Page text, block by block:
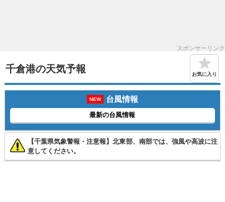
スポンサーリンク
千倉港の天気予報 お気に入り
NEW 台風情報
最新の台風情報
【千葉県気象警報・注意報】北東部、南部では、強風や高波に注
意してください。